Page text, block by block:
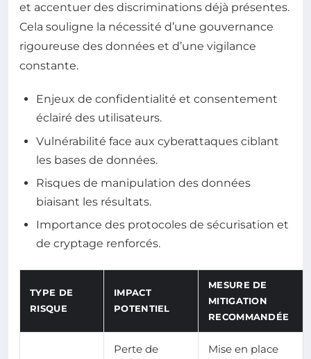
et accentuer des discriminations déjà présentes.
Cela souligne la nécessité d’une gouvernance
rigoureuse des données et d’une vigilance
constante.
Enjeux de confidentialité et consentement
éclairé des utilisateurs.
Vulnérabilité face aux cyberattaques ciblant
les bases de données.
Risques de manipulation des données
biaisant les résultats.
Importance des protocoles de sécurisation et
de cryptage renforcés.
TYPE DE
RISQUE
IMPACT
POTENTIEL
MESURE DE
MITIGATION
RECOMMANDÉE
Perte de
Mise en place